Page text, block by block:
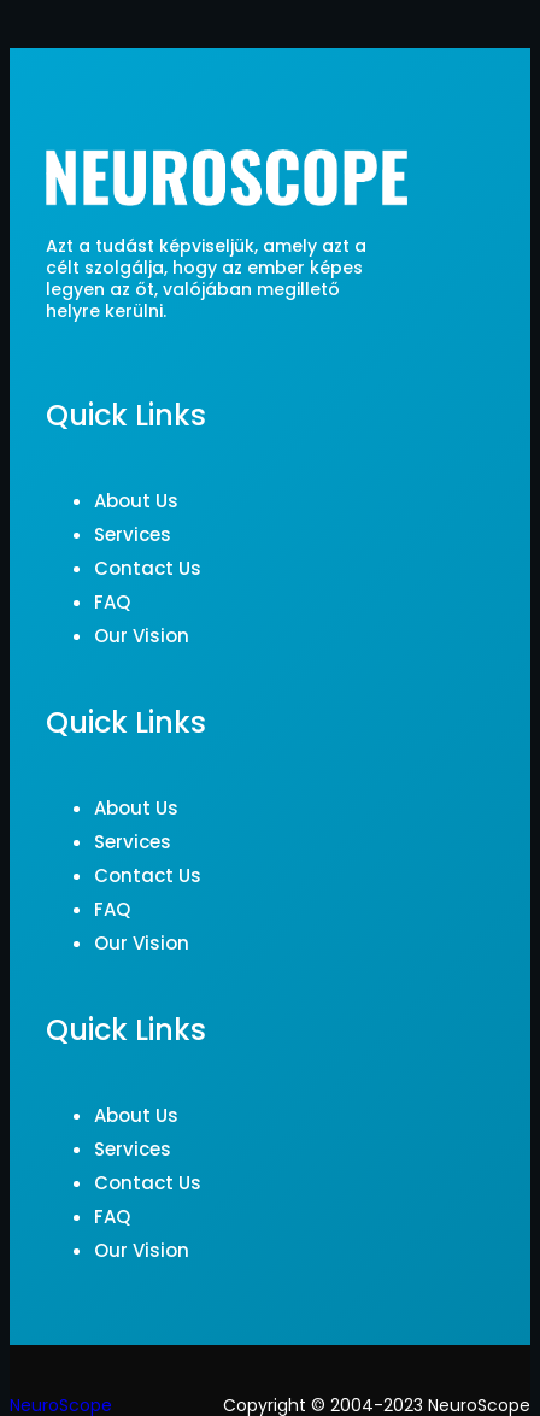
Azt a tudást képviseljük, amely azt a
célt szolgálja, hogy az ember képes
legyen az őt, valójában megillető
helyre kerülni.
Quick Links
About Us
Services
Contact Us
FAQ
Our Vision
Quick Links
About Us
Services
Contact Us
FAQ
Our Vision
Quick Links
About Us
Services
Contact Us
FAQ
Our Vision
NeuroScope Copyright © 2004-2023 NeuroScope